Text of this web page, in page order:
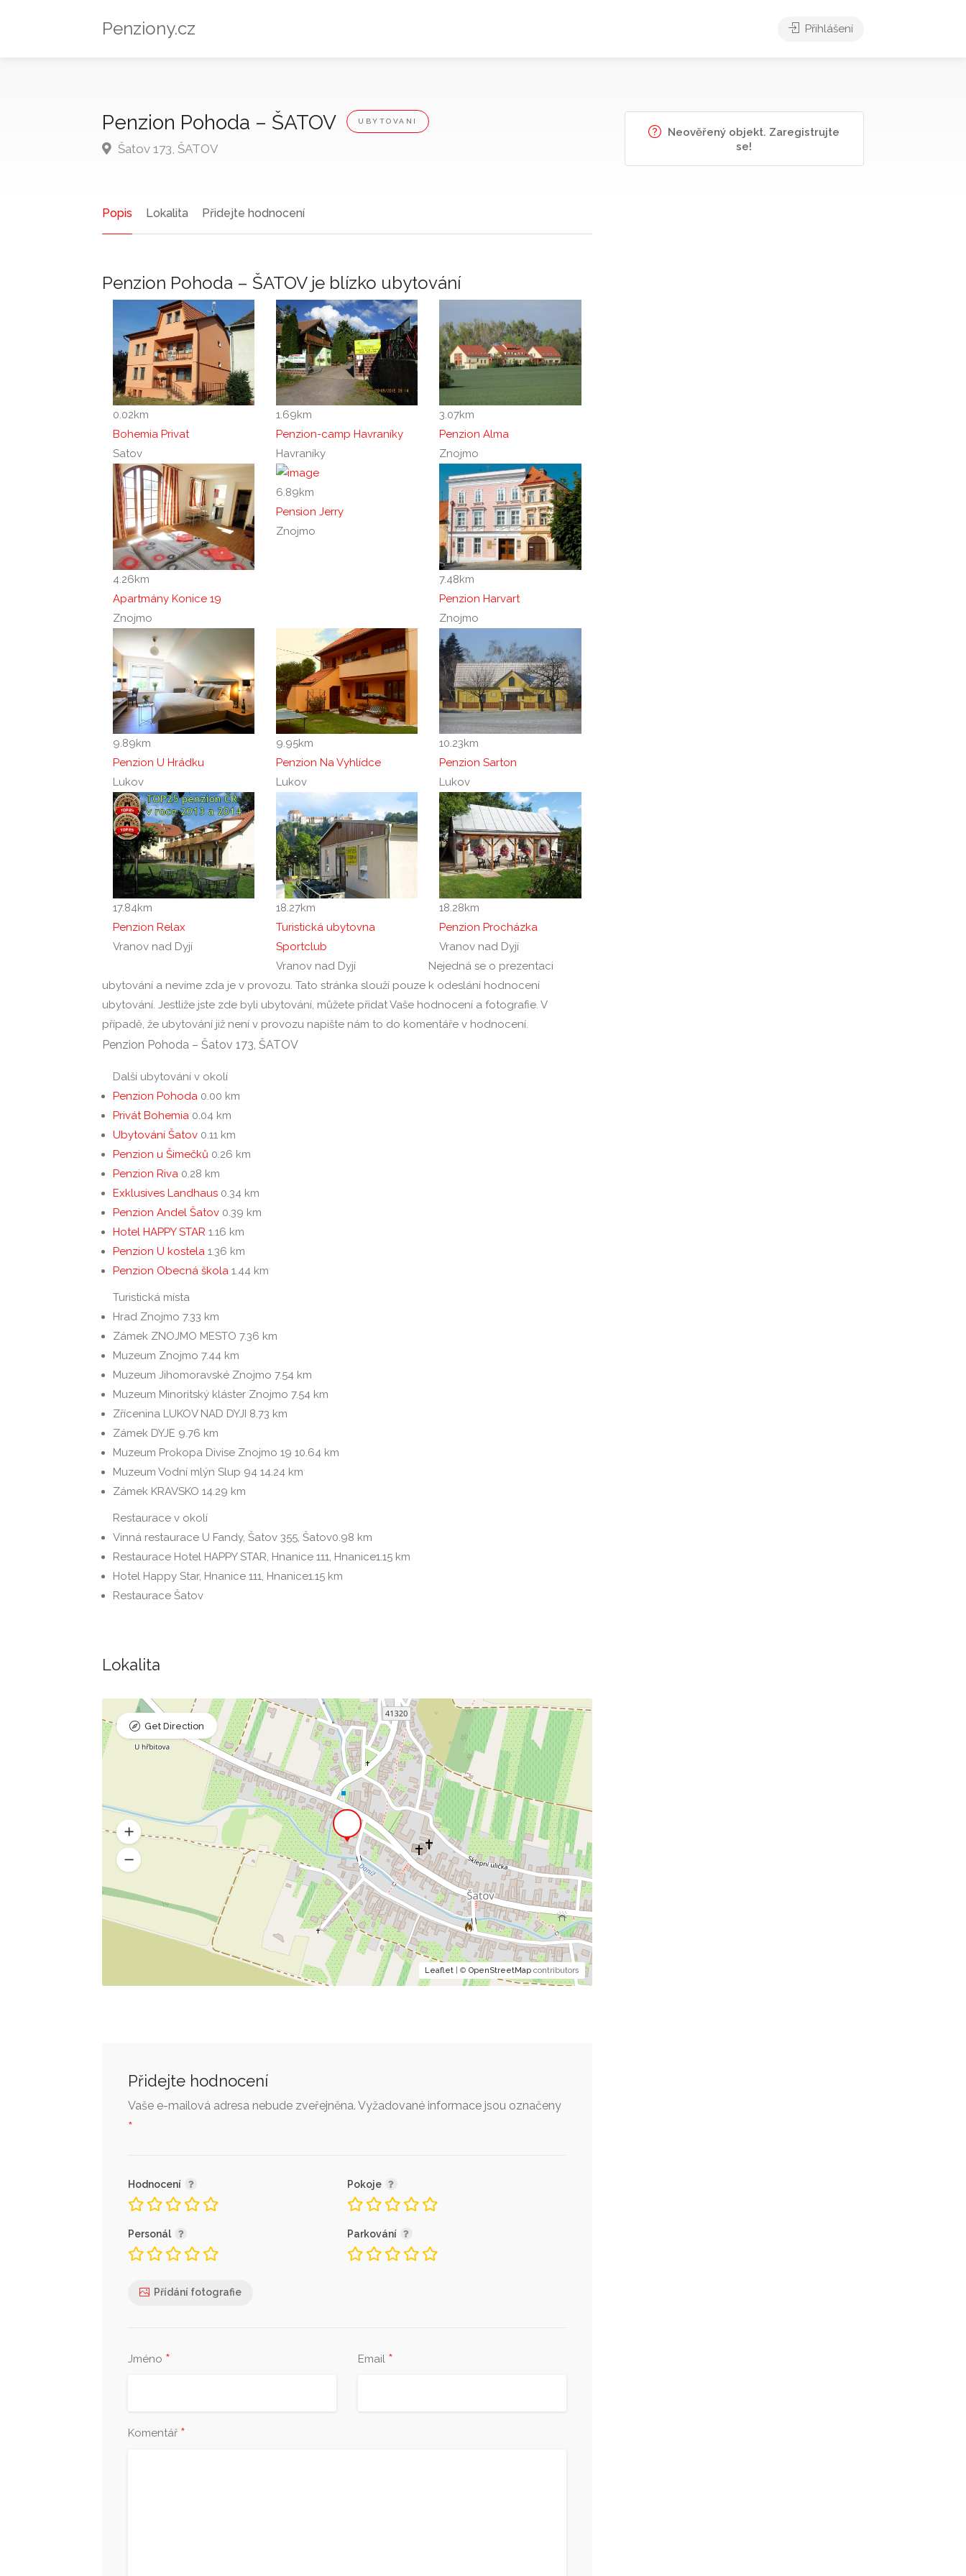
Penziony.cz Přihlášení
Penzion Pohoda – ŠATOV UBYTOVANI
Šatov 173, ŠATOV
Popis Lokalita Přidejte hodnocení
Penzion Pohoda – ŠATOV je blízko ubytování
0.02km
Bohemia Privat
Satov
1.69km
Penzion-camp Havraníky
Havraníky
3.07km
Penzion Alma
Znojmo
4.26km
Apartmány Konice 19
Znojmo
6.89km
Pension Jerry
Znojmo
7.48km
Penzion Harvart
Znojmo
9.89km
Penzion U Hrádku
Lukov
9.95km
Penzion Na Vyhlídce
Lukov
10.23km
Penzion Sarton
Lukov
17.84km
Penzion Relax
Vranov nad Dyjí
18.27km
Turistická ubytovna
Sportclub
Vranov nad Dyjí
18.28km
Penzion Procházka
Vranov nad Dyjí
Nejedná se o prezentaci
ubytování a nevíme zda je v provozu. Tato stránka slouží pouze k odeslání hodnocení
ubytování. Jestliže jste zde byli ubytování, můžete přidat Vaše hodnocení a fotografie. V
případě, že ubytování již není v provozu napište nám to do komentáře v hodnocení.
Penzion Pohoda – Šatov 173, ŠATOV
Další ubytování v okolí
Penzion Pohoda 0.00 km
Privát Bohemia 0.04 km
Ubytování Šatov 0.11 km
Penzion u Šimečků 0.26 km
Penzion Riva 0.28 km
Exklusives Landhaus 0.34 km
Penzion Andel Šatov 0.39 km
Hotel HAPPY STAR 1.16 km
Penzion U kostela 1.36 km
Penzion Obecná škola 1.44 km
Turistická místa
Hrad Znojmo 7.33 km
Zámek ZNOJMO MESTO 7.36 km
Muzeum Znojmo 7.44 km
Muzeum Jihomoravské Znojmo 7.54 km
Muzeum Minoritský kláster Znojmo 7.54 km
Zřícenina LUKOV NAD DYJI 8.73 km
Zámek DYJE 9.76 km
Muzeum Prokopa Divise Znojmo 19 10.64 km
Muzeum Vodní mlýn Slup 94 14.24 km
Zámek KRAVSKO 14.29 km
Restaurace v okolí
Vinná restaurace U Fandy, Šatov 355, Šatov0.98 km
Restaurace Hotel HAPPY STAR, Hnanice 111, Hnanice1.15 km
Hotel Happy Star, Hnanice 111, Hnanice1.15 km
Restaurace Šatov
Lokalita
Leaflet| © OpenStreetMapcontributors
Get Direction
Přidejte hodnocení
Vaše e-mailová adresa nebude zveřejněna. Vyžadované informace jsou označeny
*
Hodnocení Pokoje
Personál Parkování
Přídání fotografie
Jméno * Email *
Komentář *
Neověřený objekt. Zaregistrujte
se!